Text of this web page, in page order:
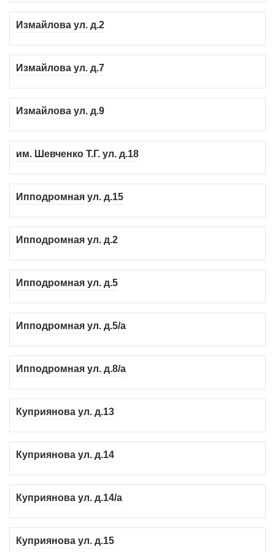
Измайлова ул. д.2
Измайлова ул. д.7
Измайлова ул. д.9
им. Шевченко Т.Г. ул. д.18
Ипподромная ул. д.15
Ипподромная ул. д.2
Ипподромная ул. д.5
Ипподромная ул. д.5/а
Ипподромная ул. д.8/а
Куприянова ул. д.13
Куприянова ул. д.14
Куприянова ул. д.14/а
Куприянова ул. д.15